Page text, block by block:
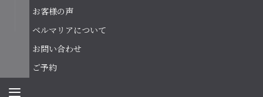
お客様の声
ベルマリアについて
お問い合わせ
ご予約